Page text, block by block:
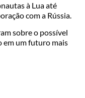
à Lua até
com a Rússia.
sobre o possível
em um futuro mais